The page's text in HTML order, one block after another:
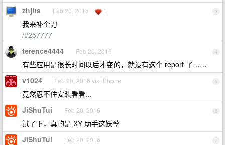
3
zhjits Feb 20, 2016 1
我来补个刀
/t/257777
4
terence4444 Feb 20, 2016
有些应用是很长时间以后才变的，就没有这个 report 了……
5
v1024 Feb 20, 2016 via iPhone
竟然忍不住安装看看...
6
JiShuTui Feb 20, 2016
试了下，真的是 XY 助手这妖孽
7
JiShuTui Feb 20, 2016